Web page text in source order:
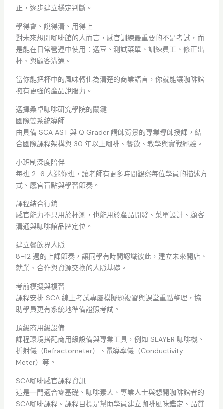
正，逐步建立穩定判斷。
學得會、說得清、用得上
對未來想開咖啡館的人而言，感官訓練最重要的不是考試，而
是能在日常營運中使用：選豆、測試菜單、訓練員工、修正出
杯、與顧客溝通。
當你能把杯中的風味轉化為清楚的商業語言，你就能讓咖啡館
擁有更強的產品說服力。
選擇桑卓咖啡研究學院的關鍵
國際雙系統導師
由具備 SCA AST 與 Q Grader 講師背景的專業導師授課，結
合國際課程架構與 30 年以上咖啡、餐飲、教學與實戰經驗。
小班制深度陪伴
每班 2–6 人迷你班，讓老師有更多時間觀察每位學員的描述方
式、感官盲點與學習節奏。
課程結合行銷
感官能力不只用於杯測，也能用於產品開發、菜單設計、顧客
溝通與咖啡館品牌定位。
建立餐飲界人脈
8–12 週的上課節奏，讓同學有時間認識彼此，建立未來開店、
就業、合作與資源交換的人脈基礎。
考前模擬與複習
課程安排 SCA 線上考試專屬模擬題複習與課堂重點整理，協
助學員更有系統地準備證照考試。
頂級商用級設備
課程環境搭配商用級設備與專業工具，例如 SLAYER 咖啡機、
折射儀（Refractometer）、電導率儀（Conductivity
Meter）等。
SCA咖啡感官課程資訊
這是一門適合零基礎、咖啡素人、專業人士與想開咖啡館者的
SCA咖啡課程。課程目標是幫助學員建立咖啡風味鑑定、品質